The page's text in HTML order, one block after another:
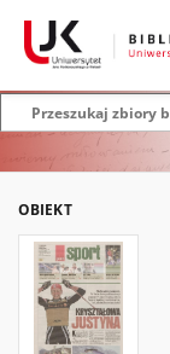
OBIEKT